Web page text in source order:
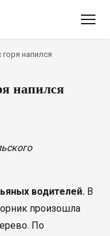
напился
напился
водителей. В
произошла
По